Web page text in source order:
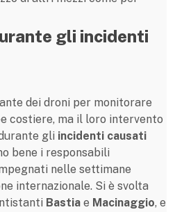
gli incidenti
dei droni per monitorare
costiere, ma il loro intervento
gli incidenti causati
bene i responsabili
nelle settimane
internazionale. Si è svolta
Bastia e Macinaggio, e